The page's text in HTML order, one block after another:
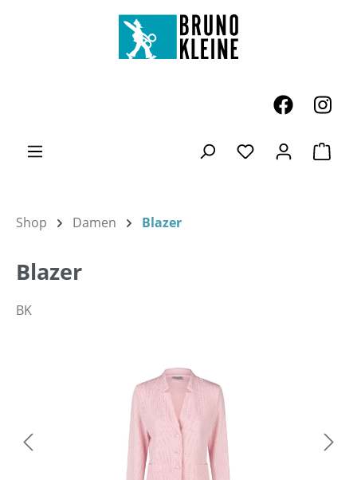
Zum Hauptinhalt springen
Du hast 0
Shop Damen Blazer
Blazer
BK